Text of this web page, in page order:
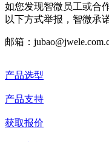
如您发现智微员工或合
以下方式举报，智微承
邮箱：
产品选型
产品支持
获取报价